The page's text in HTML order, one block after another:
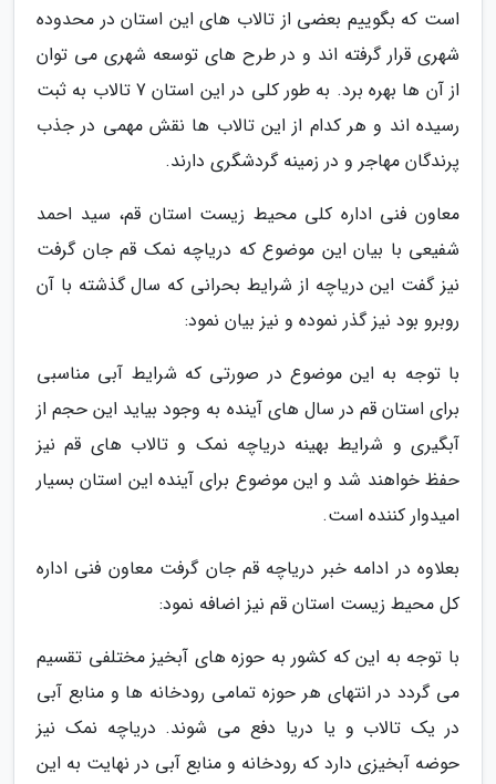
است که بگوییم بعضی از تالاب های این استان در محدوده
شهری قرار گرفته اند و در طرح های توسعه شهری می توان
از آن ها بهره برد. به طور کلی در این استان 7 تالاب به ثبت
رسیده اند و هر کدام از این تالاب ها نقش مهمی در جذب
پرندگان مهاجر و در زمینه گردشگری دارند.
معاون فنی اداره کلی محیط زیست استان قم، سید احمد
شفیعی با بیان این موضوع که دریاچه نمک قم جان گرفت
نیز گفت این دریاچه از شرایط بحرانی که سال گذشته با آن
روبرو بود نیز گذر نموده و نیز بیان نمود:
با توجه به این موضوع در صورتی که شرایط آبی مناسبی
برای استان قم در سال های آینده به وجود بیاید این حجم از
آبگیری و شرایط بهینه دریاچه نمک و تالاب های قم نیز
حفظ خواهند شد و این موضوع برای آینده این استان بسیار
امیدوار کننده است.
بعلاوه در ادامه خبر دریاچه قم جان گرفت معاون فنی اداره
کل محیط زیست استان قم نیز اضافه نمود:
با توجه به این که کشور به حوزه های آبخیز مختلفی تقسیم
می گردد در انتهای هر حوزه تمامی رودخانه ها و منابع آبی
در یک تالاب و یا دریا دفع می شوند. دریاچه نمک نیز
حوضه آبخیزی دارد که رودخانه و منابع آبی در نهایت به این